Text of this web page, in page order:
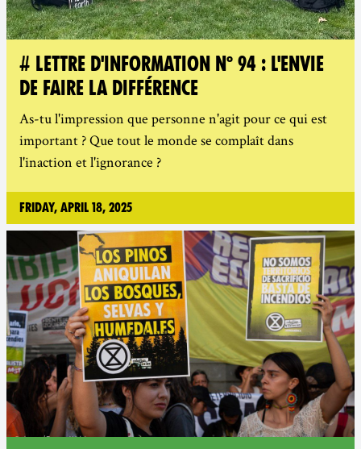
# LETTRE D'INFORMATION N° 94 : L'ENVIE
DE FAIRE LA DIFFÉRENCE
As-tu l'impression que personne n'agit pour ce qui est
important ? Que tout le monde se complaît dans
l'inaction et l'ignorance ?
Friday, April 18, 2025